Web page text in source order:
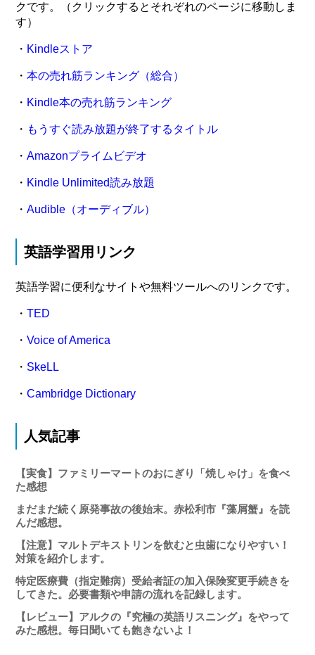
クです。（クリックするとそれぞれのページに移動しま
す）
・ Kindleストア
・本の売れ筋ランキング（総合）
・ Kindle本の売れ筋ランキング
・ もうすぐ読み放題が終了するタイトル
・Amazonプライムビデオ
・ Kindle Unlimited読み放題
・Audible（オーディブル）
英語学習用リンク
英語学習に便利なサイトや無料ツールへのリンクです。
・TED
・Voice of America
・ SkeLL
・Cambridge Dictionary
人気記事
【実食】ファミリーマートのおにぎり「焼しゃけ」を食べ
た感想
まだまだ続く原発事故の後始末。赤松利市『藻屑蟹』を読
んだ感想。
【注意】マルトデキストリンを飲むと虫歯になりやすい！
対策を紹介します。
特定医療費（指定難病）受給者証の加入保険変更手続きを
してきた。必要書類や申請の流れを記録します。
【レビュー】アルクの『究極の英語リスニング』をやって
みた感想。毎日聞いても飽きないよ！